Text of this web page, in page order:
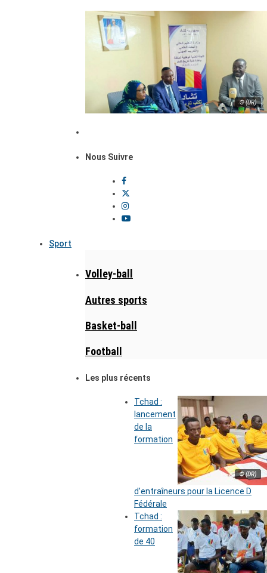
© (DR)
Nous Suivre
Sport
Volley-ball
Autres sports
Basket-ball
Football
Les plus récents
© (DR)
Tchad :
lancement
de la
formation
d’entraîneurs pour la Licence D
Fédérale
Tchad :
formation
de 40